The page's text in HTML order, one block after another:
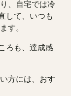
、自宅では冷
して、いつも
す。
ろも、達成感
方には、おす